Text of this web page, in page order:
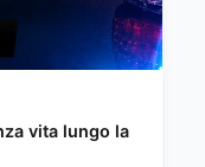
vita lungo la